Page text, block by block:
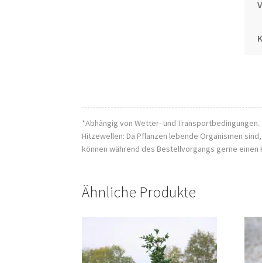
*Abhängig von Wetter- und Transportbedingungen.
Hitzewellen: Da Pflanzen lebende Organismen
können während des Bestellvorgangs gerne
Ähnliche Produkte